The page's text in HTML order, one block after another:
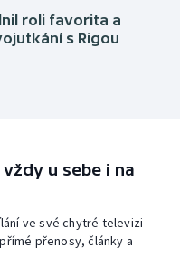
roli favorita a
s Rigou
u sebe i na
ve své chytré televizi
přenosy, články a